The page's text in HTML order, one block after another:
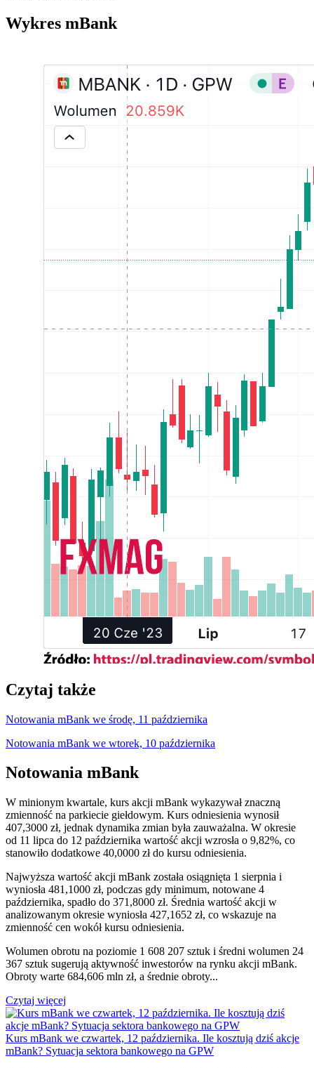
Wykres mBank
Czytaj także
Notowania mBank we środę, 11 października
Notowania mBank we wtorek, 10 października
Notowania mBank
W minionym kwartale, kurs akcji mBank wykazywał znaczną
zmienność na parkiecie giełdowym. Kurs odniesienia wynosił
407,3000 zł, jednak dynamika zmian była zauważalna. W okresie
od 11 lipca do 12 października wartość akcji wzrosła o 9,82%, co
stanowiło dodatkowe 40,0000 zł do kursu odniesienia.
Najwyższa wartość akcji mBank została osiągnięta 1 sierpnia i
wyniosła 481,1000 zł, podczas gdy minimum, notowane 4
października, spadło do 371,8000 zł. Średnia wartość akcji w
analizowanym okresie wyniosła 427,1652 zł, co wskazuje na
zmienność cen wokół kursu odniesienia.
Wolumen obrotu na poziomie 1 608 207 sztuk i średni wolumen 24
367 sztuk sugerują aktywność inwestorów na rynku akcji mBank.
Obroty warte 684,606 mln zł, a średnie obroty...
Czytaj więcej
Kurs mBank we czwartek, 12 października. Ile kosztują dziś akcje
mBank? Sytuacja sektora bankowego na GPW